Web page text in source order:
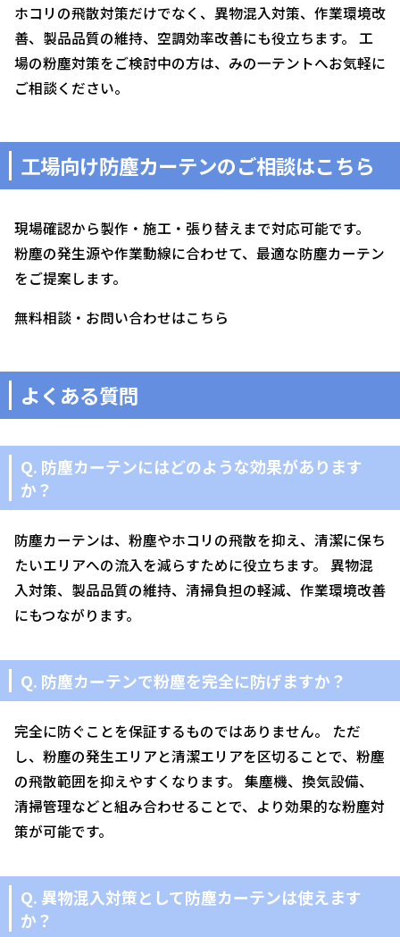
ホコリの飛散対策だけでなく、異物混入対策、作業環境改
善、製品品質の維持、空調効率改善にも役立ちます。 工
場の粉塵対策をご検討中の方は、みの一テントへお気軽に
ご相談ください。
工場向け防塵カーテンのご相談はこちら
現場確認から製作・施工・張り替えまで対応可能です。
粉塵の発生源や作業動線に合わせて、最適な防塵カーテン
をご提案します。
無料相談・お問い合わせはこちら
よくある質問
Q. 防塵カーテンにはどのような効果があります
か？
防塵カーテンは、粉塵やホコリの飛散を抑え、清潔に保ち
たいエリアへの流入を減らすために役立ちます。 異物混
入対策、製品品質の維持、清掃負担の軽減、作業環境改善
にもつながります。
Q. 防塵カーテンで粉塵を完全に防げますか？
完全に防ぐことを保証するものではありません。 ただ
し、粉塵の発生エリアと清潔エリアを区切ることで、粉塵
の飛散範囲を抑えやすくなります。 集塵機、換気設備、
清掃管理などと組み合わせることで、より効果的な粉塵対
策が可能です。
Q. 異物混入対策として防塵カーテンは使えます
か？